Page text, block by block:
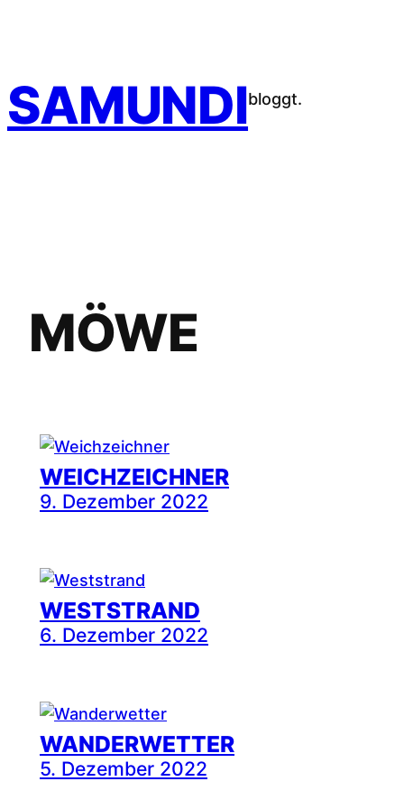
SAMUNDIbloggt.
MÖWE
WEICHZEICHNER
9. Dezember 2022
WESTSTRAND
6. Dezember 2022
WANDERWETTER
5. Dezember 2022